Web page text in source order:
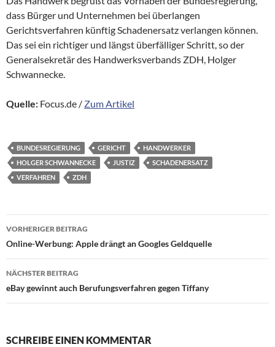
dass Bürger und Unternehmen bei überlangen
Gerichtsverfahren künftig Schadenersatz verlangen können.
Das sei ein richtiger und längst überfälliger Schritt, so der
Generalsekretär des Handwerksverbands ZDH, Holger
Schwannecke.
Quelle: Focus.de / Zum Artikel
BUNDESREGIERUNG GERICHT
HANDWERKER
HOLGER SCHWANNECKE
JUSTIZ
SCHADENERSATZ
VERFAHREN
ZDH
Beitragsnavigation
VORHERIGER BEITRAG
Online-Werbung: Apple drängt an Googles Geldquelle
NÄCHSTER BEITRAG
eBay gewinnt auch Berufungsverfahren gegen Tiffany
SCHREIBE EINEN KOMMENTAR